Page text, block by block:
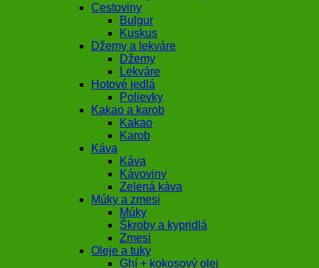
Cestoviny
Bulgur
Kuskus
Džemy a lekváre
Džemy
Lekváre
Hotové jedlá
Polievky
Kakao a karob
Kakao
Karob
Káva
Káva
Kávoviny
Zelená káva
Múky a zmesi
Múky
Škroby a kypridlá
Zmesi
Oleje a tuky
Ghí + kokosový olej